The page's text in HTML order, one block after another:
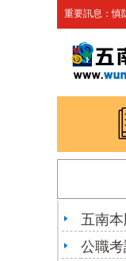
重要訊息：慎
五南本
公職